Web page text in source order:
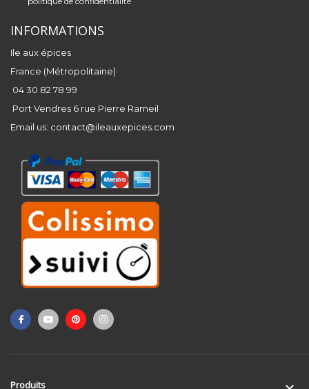
INFORMATIONS
Ile aux épices
France (Métropolitaine)
04 30 82 78 99
Port Vendres 6 rue Pierre Rameil
Email us: contact@ileauxepices.com
Produits